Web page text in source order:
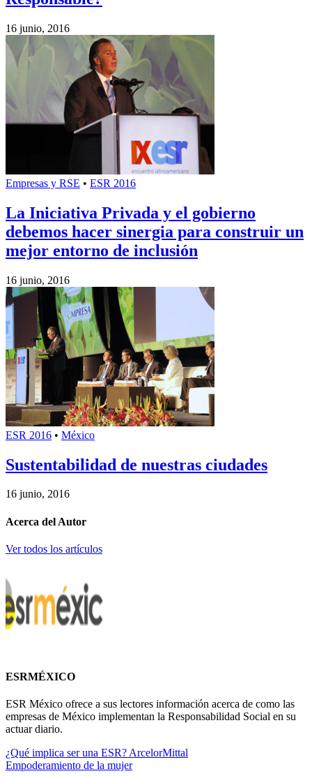
16 junio, 2016
Empresas y RSE • ESR 2016
La Iniciativa Privada y el gobierno
debemos hacer sinergia para construir un
mejor entorno de inclusión
16 junio, 2016
ESR 2016 • México
Sustentabilidad de nuestras ciudades
16 junio, 2016
Acerca del Autor
Ver todos los artículos
ESRMÉXICO
ESR México ofrece a sus lectores información acerca de como las
empresas de México implementan la Responsabilidad Social en su
actuar diario.
¿Qué implica ser una ESR? ArcelorMittal
Empoderamiento de la mujer